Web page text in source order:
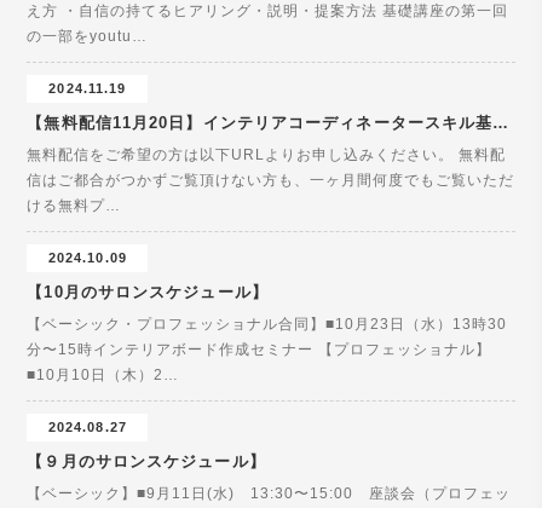
え方 ・自信の持てるヒアリング・説明・提案方法 基礎講座の第一回
の一部をyoutu…
2024.11.19
【無料配信11月20日】インテリアコーディネータースキル基礎講座
無料配信をご希望の方は以下URLよりお申し込みください。 無料配
信はご都合がつかずご覧頂けない方も、一ヶ月間何度でもご覧いただ
ける無料プ…
2024.10.09
【10月のサロンスケジュール】
【ベーシック・プロフェッショナル合同】■10月23日（水）13時30
分〜15時インテリアボード作成セミナー 【プロフェッショナル】
■10月10日（木）2…
2024.08.27
【９月のサロンスケジュール】
【ベーシック】■9月11日(水) 13:30〜15:00 座談会（プロフェッ